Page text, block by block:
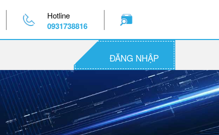
Hotline
0931738816
ĐĂNG NHẬP